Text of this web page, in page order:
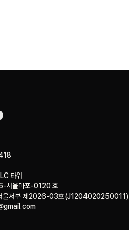
타워
서울마포-0120 호
울서부 제2026-03호(J1204020250011)